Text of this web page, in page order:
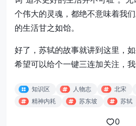
个伟大的灵魂，都绝不意味着我
的生活甘之如饴。
好了，苏轼的故事就讲到这里，
希望可以给个一键三连加关注，我
知识区 人物志 北宋
精神内耗
苏东坡 苏轼
0